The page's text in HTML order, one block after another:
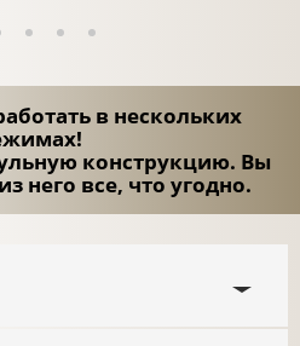
в нескольких
конструкцию. Вы
него все, что угодно.